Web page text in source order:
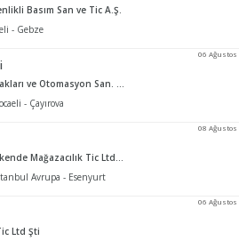
Basım San ve Tic A.Ş.
- Gebze
06 Ağustos
Nehirce İnsan Kaynakları ve Otomasyon San. Tic. Ltd. Şti.
- Çayırova
08 Ağustos
House Of Bıke Perakende Mağazacılık Tic Ltd Şti
Avrupa - Esenyurt
06 Ağustos
Ltd Şti